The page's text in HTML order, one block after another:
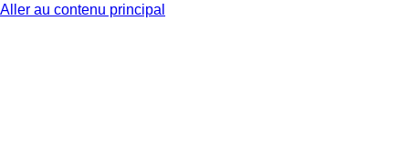
Aller au contenu principal